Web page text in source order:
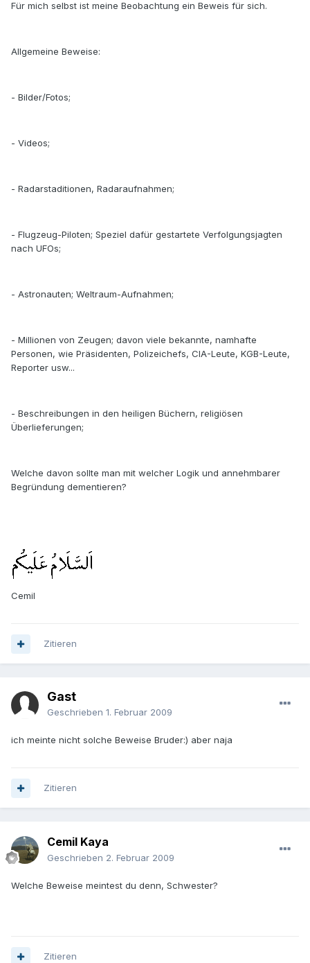
Für mich selbst ist meine Beobachtung ein Beweis für sich.
Allgemeine Beweise:
- Bilder/Fotos;
- Videos;
- Radarstaditionen, Radaraufnahmen;
- Flugzeug-Piloten; Speziel dafür gestartete Verfolgungsjagten
nach UFOs;
- Astronauten; Weltraum-Aufnahmen;
- Millionen von Zeugen; davon viele bekannte, namhafte
Personen, wie Präsidenten, Polizeichefs, CIA-Leute, KGB-Leute,
Reporter usw...
- Beschreibungen in den heiligen Büchern, religiösen
Überlieferungen;
Welche davon sollte man mit welcher Logik und annehmbarer
Begründung dementieren?
Cemil
Zitieren
Gast
Geschrieben 1. Februar 2009
ich meinte nicht solche Beweise Bruder:) aber naja
Zitieren
Cemil Kaya
Geschrieben 2. Februar 2009
Welche Beweise meintest du denn, Schwester?
Zitieren